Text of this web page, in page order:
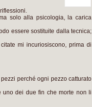
solo alla psicologia, la carica
essere sostituite dalla tecnica;
mi incuriosiscono, prima di
perché ogni pezzo catturato
uno dei due fin che morte non li